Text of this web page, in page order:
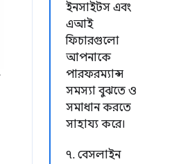
ইনসাইটস এবং
এআই
ফিচারগুলো
আপনাকে
পারফরম্যান্স
সমস্যা বুঝতে ও
সমাধান করতে
সাহায্য করে।
৭. বেসলাইন